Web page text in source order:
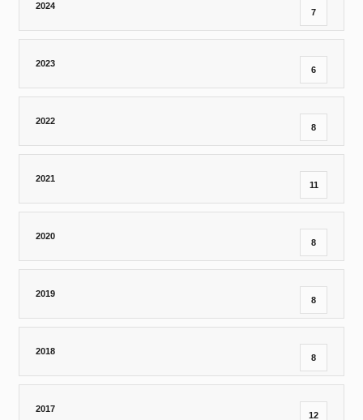
2024
7
2023
6
2022
8
2021
11
2020
8
2019
8
2018
8
2017
12